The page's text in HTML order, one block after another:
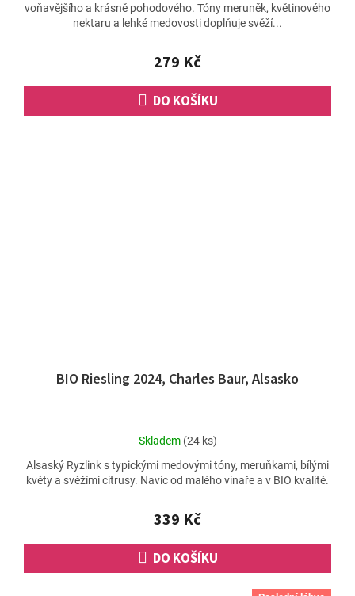
279 Kč
DO KOŠÍKU
voňavějšího a krásně pohodového. Tóny meruněk, květinového
nektaru a lehké medovosti doplňuje svěží...
BIO Riesling 2024, Charles Baur, Alsasko
Průměrné
produktu
je
z
5
hvězdiček.
Skladem (24 ks)
339 Kč
DO KOŠÍKU
Alsaský Ryzlink s typickými medovými tóny, meruňkami, bílými
květy a svěžími citrusy. Navíc od malého vinaře a v BIO kvalitě.